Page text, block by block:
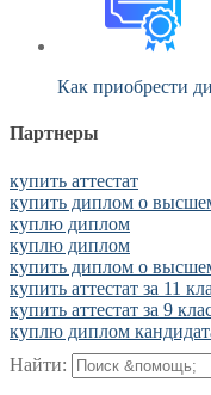
Как приобрести
Партнеры
купить аттестат
купить диплом о
куплю диплом
куплю диплом
купить диплом о
купить аттестат за 11
купить аттестат за 9
куплю диплом
Найти: